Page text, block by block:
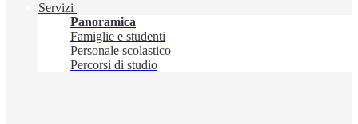
Servizi
Panoramica
Famiglie e studenti
Personale scolastico
Percorsi di studio